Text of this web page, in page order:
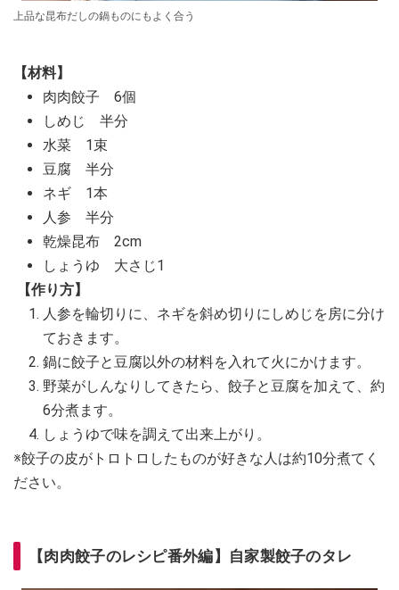
上品な昆布だしの鍋ものにもよく合う
【材料】
肉肉餃子 6個
しめじ 半分
水菜 1束
豆腐 半分
ネギ 1本
人参 半分
乾燥昆布 2cm
しょうゆ 大さじ1
【作り方】
人参を輪切りに、ネギを斜め切りにしめじを房に分け
ておきます。
鍋に餃子と豆腐以外の材料を入れて火にかけます。
野菜がしんなりしてきたら、餃子と豆腐を加えて、約
6分煮ます。
しょうゆで味を調えて出来上がり。
※餃子の皮がトロトロしたものが好きな人は約10分煮てく
ださい。
【肉肉餃子のレシピ番外編】自家製餃子のタレ